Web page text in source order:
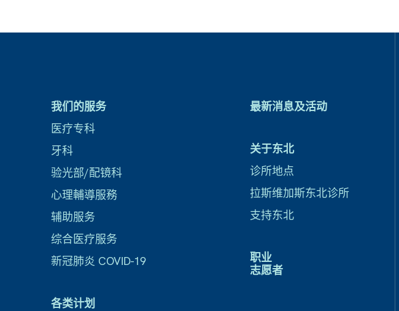
我们的服务
医疗专科
牙科
验光部/配镜科
心理輔導服務
辅助服务
综合医疗服务
新冠肺炎 COVID-19
各类计划
最新消息及活动
关于东北
诊所地点
拉斯维加斯东北诊所
支持东北
职业
志愿者